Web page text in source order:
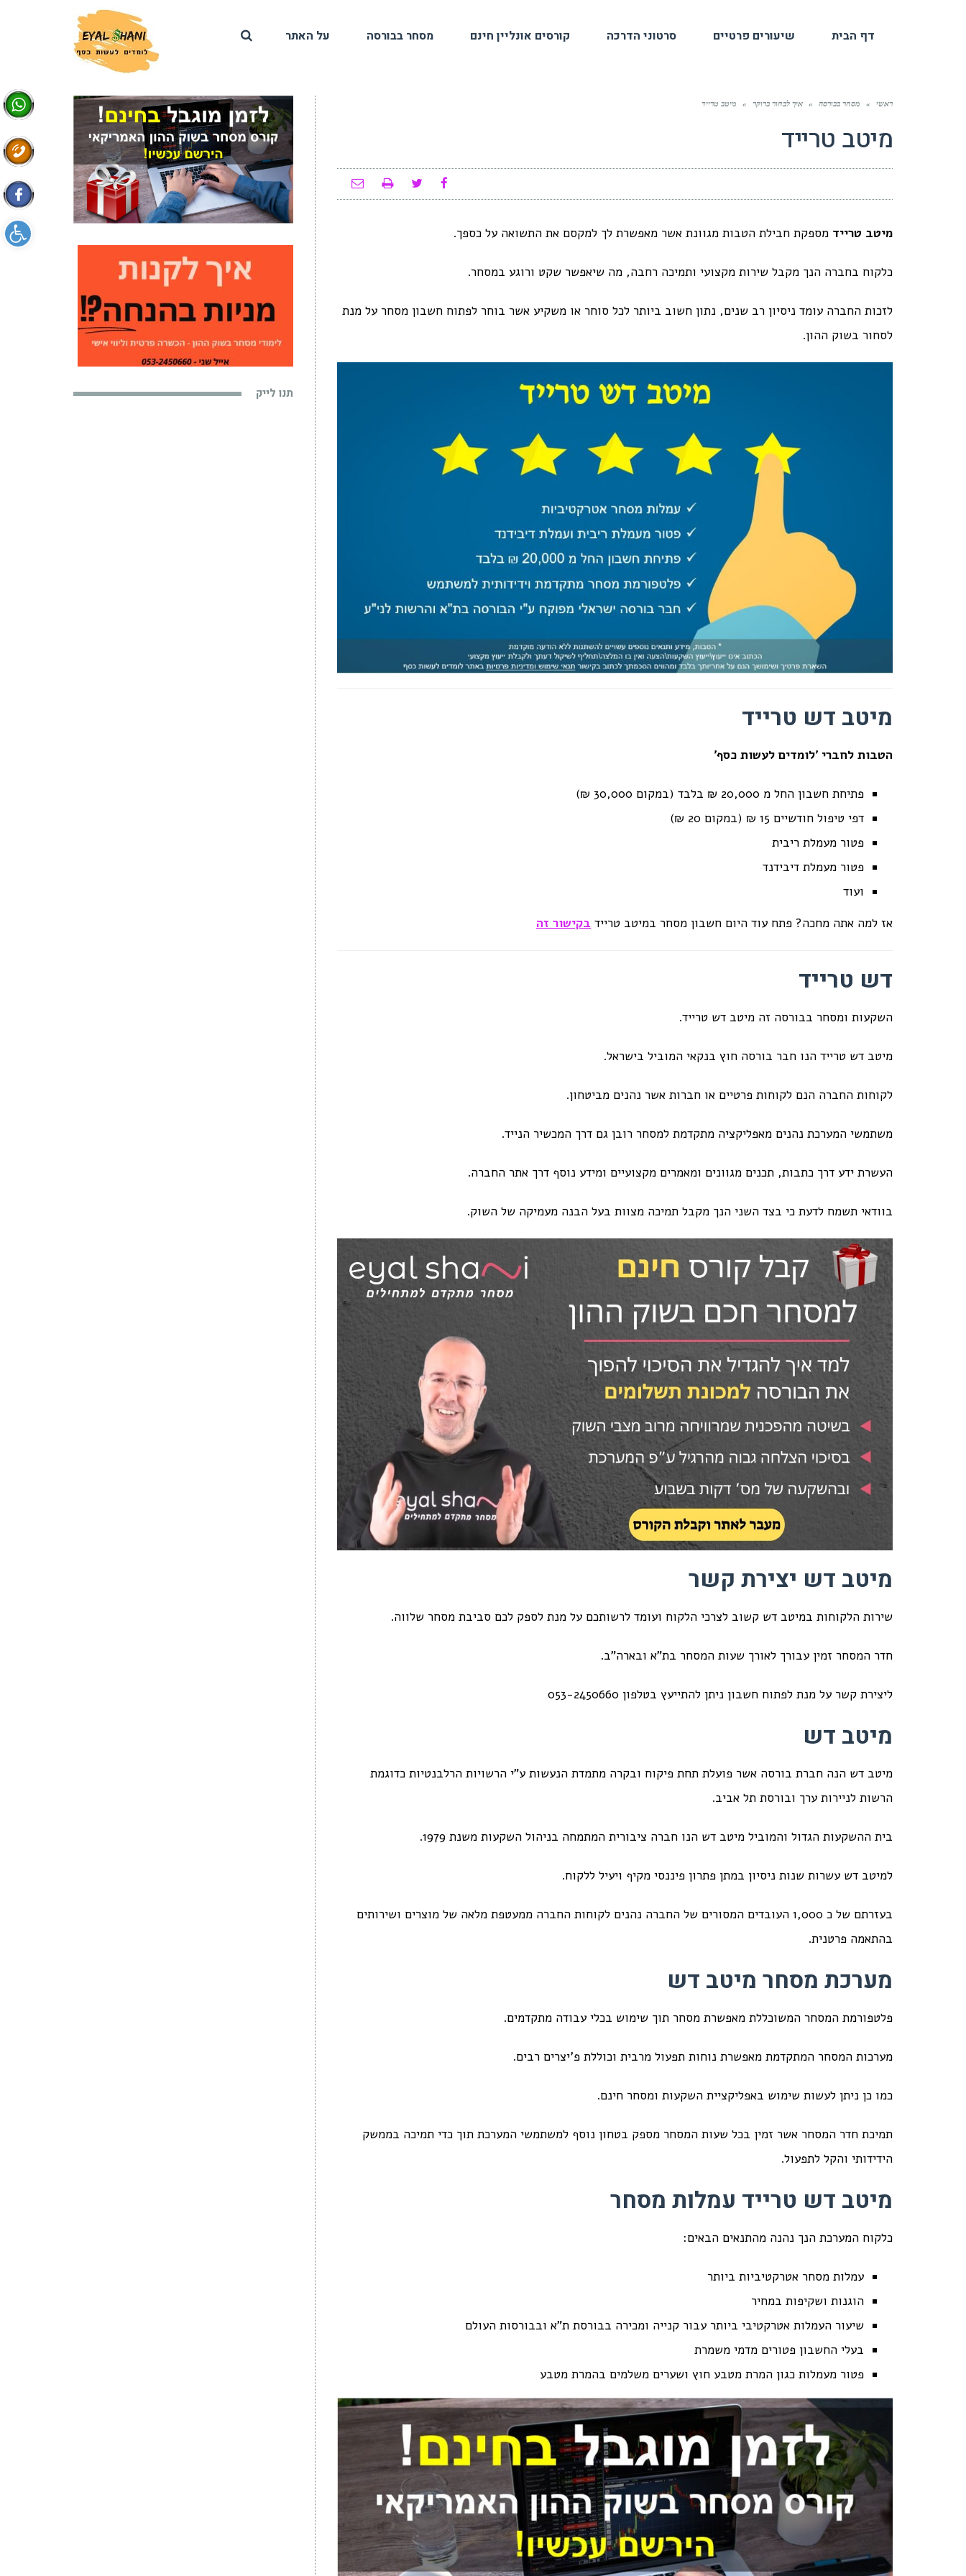
דף הבית שיעורים פרטיים סרטוני הדרכה קורסים אונליין חינם מסחר בבורסה על האתר
ראשי » מסחר בבורסה » איך לבחור ברוקר » מיטב טרייד
מיטב טרייד
מיטב טרייד מספקת חבילת הטבות מגוונת אשר מאפשרת לך למקסם את התשואה על כספך.
כלקוח בחברה הנך מקבל שירות מקצועי ותמיכה רחבה, מה שיאפשר שקט ורוגע במסחר.
לזכות החברה עומד ניסיון רב שנים, נתון חשוב ביותר לכל סוחר או משקיע אשר בוחר לפתוח חשבון מסחר על מנת
לסחור בשוק ההון.
מיטב דש טרייד
הטבות לחברי 'לומדים לעשות כסף'
פתיחת חשבון החל מ 20,000 ₪ בלבד (במקום 30,000 ₪)
דפי טיפול חודשיים 15 ₪ (במקום 20 ₪)
פטור מעמלת ריבית
פטור מעמלת דיבידנד
ועוד
אז למה אתה מחכה? פתח עוד היום חשבון מסחר במיטב טרייד בקישור זה
דש טרייד
השקעות ומסחר בבורסה זה מיטב דש טרייד.
מיטב דש טרייד הנו חבר בורסה חוץ בנקאי המוביל בישראל.
לקוחות החברה הנם לקוחות פרטיים או חברות אשר נהנים מביטחון.
משתמשי המערכת נהנים מאפליקציה מתקדמת למסחר רובן גם דרך המכשיר הנייד.
העשרת ידע דרך כתבות, תכנים מגוונים ומאמרים מקצועיים ומידע נוסף דרך אתר החברה.
בוודאי תשמח לדעת כי בצד השני הנך מקבל תמיכה מצוות בעל הבנה מעמיקה של השוק.
מיטב דש יצירת קשר
שירות הלקוחות במיטב דש קשוב לצרכי הלקוח ועומד לרשותכם על מנת לספק לכם סביבת מסחר שלווה.
חדר המסחר זמין עבורך לאורך שעות המסחר בת"א ובארה"ב.
ליצירת קשר על מנת לפתוח חשבון ניתן להתייעץ בטלפון 053-2450660
מיטב דש
מיטב דש הנה חברת בורסה אשר פועלת תחת פיקוח ובקרה מתמדת הנעשות ע"י הרשויות הרלבנטיות כדוגמת
הרשות לניירות ערך ובורסת תל אביב.
בית ההשקעות הגדול והמוביל מיטב דש הנו חברה ציבורית המתמחה בניהול השקעות משנת 1979.
למיטב דש עשרות שנות ניסיון במתן פתרון פיננסי מקיף ויעיל ללקוח.
בעזרתם של כ 1,000 העובדים המסורים של החברה נהנים לקוחות החברה ממעטפת מלאה של מוצרים ושירותים
בהתאמה פרטנית.
מערכת מסחר מיטב דש
פלטפורמת המסחר המשוכללת מאפשרת מסחר תוך שימוש בכלי עבודה מתקדמים.
מערכות המסחר המתקדמת מאפשרת נוחות תפעול מרבית וכוללת פ'יצרים רבים.
כמו כן ניתן לעשות שימוש באפליקציית השקעות ומסחר חינם.
תמיכת חדר המסחר אשר זמין בכל שעות המסחר מספק בטחון נוסף למשתמשי המערכת תוך כדי תמיכה בממשק
הידידותי והקל לתפעול.
מיטב דש טרייד עמלות מסחר
כלקוח המערכת הנך נהנה מהתנאים הבאים:
עמלות מסחר אטרקטיביות ביותר
הוגנות ושקיפות במחיר
שיעור העמלות אטרקטיבי ביותר עבור קנייה ומכירה בבורסת ת"א ובבורסות העולם
בעלי החשבון פטורים מדמי משמרת
פטור מעמלות כגון המרת מטבע חוץ ושערים משלמים בהמרת מטבע
תנו לייק
פתח